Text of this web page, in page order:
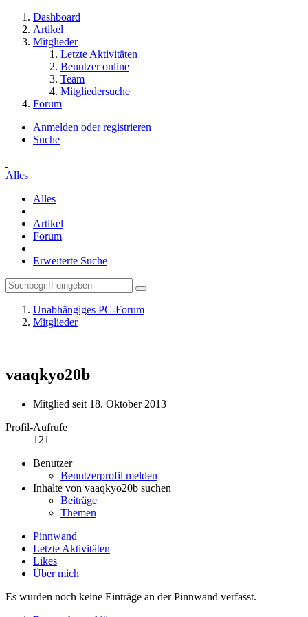
Dashboard
Artikel
Mitglieder
Letzte Aktivitäten
Benutzer online
Team
Mitgliedersuche
Forum
Anmelden oder registrieren
Suche
Alles
Alles
Artikel
Forum
Erweiterte Suche
Unabhängiges PC-Forum
Mitglieder
vaaqkyo20b
Mitglied seit 18. Oktober 2013
Profil-Aufrufe
121
Benutzer
Benutzerprofil melden
Inhalte von vaaqkyo20b suchen
Beiträge
Themen
Pinnwand
Letzte Aktivitäten
Likes
Über mich
Es wurden noch keine Einträge an der Pinnwand verfasst.